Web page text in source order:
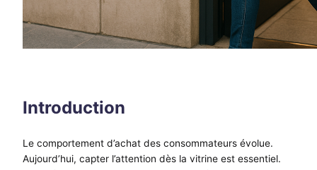
Introduction
Le comportement d’achat des consommateurs évolue.
Aujourd’hui, capter l’attention dès la vitrine est essentiel.